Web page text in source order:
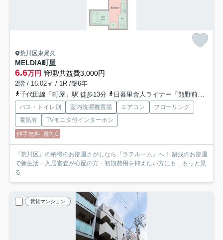
荒川区東尾久
MELDIA町屋
6.6万円 管理/共益費3,000円
2階 / 16.02㎡ / 1R /築6年
千代田線「町屋」駅 徒歩13分
日暮里舎人ライナー「熊野前」駅 徒歩5分
バス・トイレ別 室内洗濯機置場 エアコン
フローリング
電気有
TVモニタ付インターホン
仲手無料 敷礼0
『荒川区』の納得のお部屋さがしなら『ラテルーム』へ！ 築浅のお部屋
で新生活・入居審査が心配の方・初期費用を抑えたい方にも... もっと見
る
賃貸マンション